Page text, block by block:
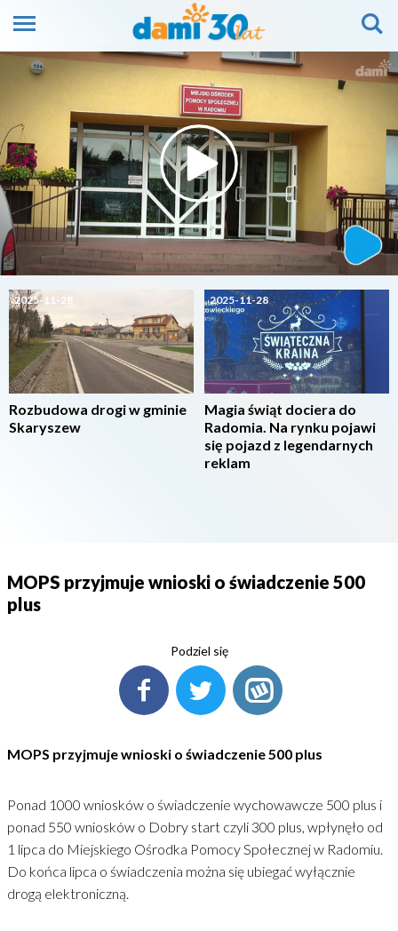
2025-11-28
Rozbudowa drogi w gminie
Skaryszew
2025-11-28
Magia świąt dociera do
Radomia. Na rynku pojawi
się pojazd z legendarnych
reklam
MOPS przyjmuje wnioski o świadczenie 500
plus
Podziel się
MOPS przyjmuje wnioski o świadczenie 500 plus
Ponad 1000 wniosków o świadczenie wychowawcze 500 plus i
ponad 550 wniosków o Dobry start czyli 300 plus, wpłynęło od
1 lipca do Miejskiego Ośrodka Pomocy Społecznej w Radomiu.
Do końca lipca o świadczenia można się ubiegać wyłącznie
drogą elektroniczną.